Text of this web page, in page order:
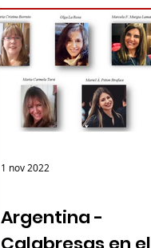
Argentina -
1 nov 2022